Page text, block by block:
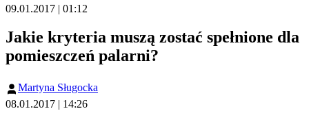
09.01.2017 | 01:12
Jakie kryteria muszą zostać spełnione dla
pomieszczeń palarni?
Martyna Sługocka
08.01.2017 | 14:26